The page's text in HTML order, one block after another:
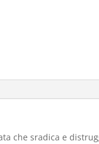
che sradica e